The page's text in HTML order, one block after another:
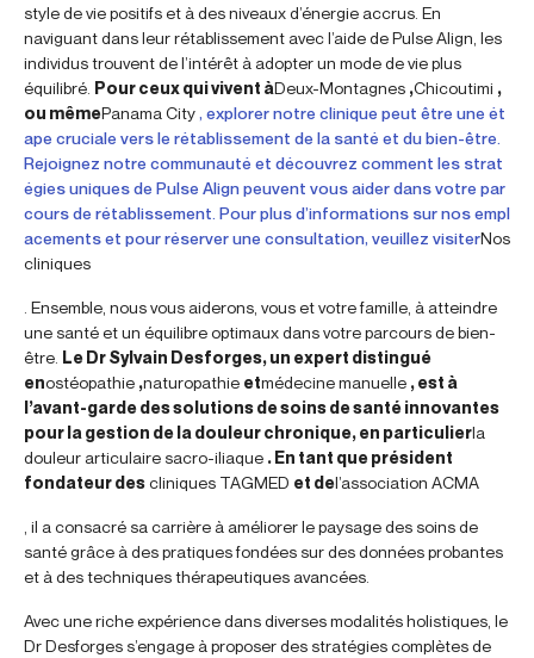
style de vie positifs et à des niveaux d’énergie accrus. En
naviguant dans leur rétablissement avec l’aide de Pulse Align, les
individus trouvent de l’intérêt à adopter un mode de vie plus
équilibré. Pour ceux qui vivent àDeux-Montagnes ,Chicoutimi ,
ou mêmePanama City, explorer notre clinique peut être une ét
ape cruciale vers le rétablissement de la santé et du bien-être.
Rejoignez notre communauté et découvrez comment les strat
égies uniques de Pulse Align peuvent vous aider dans votre par
cours de rétablissement. Pour plus d’informations sur nos empl
acements et pour réserver une consultation, veuillez visiterNos
cliniques
. Ensemble, nous vous aiderons, vous et votre famille, à atteindre
une santé et un équilibre optimaux dans votre parcours de bien-
être. Le Dr Sylvain Desforges, un expert distingué
enostéopathie ,naturopathie etmédecine manuelle , est à
l’avant-garde des solutions de soins de santé innovantes
pour la gestion de la douleur chronique, en particulierla
douleur articulaire sacro-iliaque . En tant que président
fondateur descliniques TAGMED et del’association ACMA
, il a consacré sa carrière à améliorer le paysage des soins de
santé grâce à des pratiques fondées sur des données probantes
et à des techniques thérapeutiques avancées.
Avec une riche expérience dans diverses modalités holistiques, le
Dr Desforges s’engage à proposer des stratégies complètes de